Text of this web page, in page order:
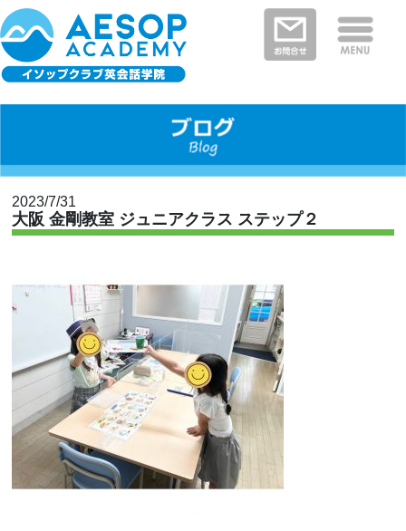
イソップクラブの特徴
クラスと料金
教室を探す
河内長野・南河内郡エリア
新着情報
2023/7/31
大阪 金剛教室 ジュニアクラス ステップ２